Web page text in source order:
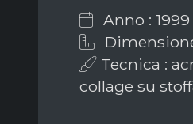
Anno : 1999
Tecnica :
collage su